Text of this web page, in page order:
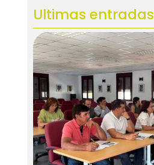
Ultimas entradas